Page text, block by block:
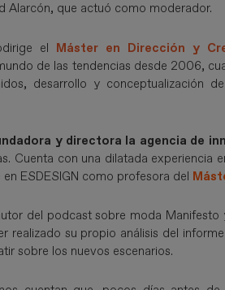
Alarcón, que actuó como moderador.
el Máster en Dirección y
de las tendencias desde 2006,
desarrollo y conceptualización
y directora la agencia de
Cuenta con una dilatada
ESDESIGN como profesora del
del podcast sobre moda
realizado su propio análisis del
sobre los nuevos escenarios.